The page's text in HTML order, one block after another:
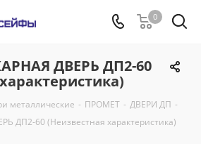
0
ДВЕРЬ ДП2-60
металлические - ПРОМЕТ - ДВЕРИ ДП -
ДП2-60 (Неизвестная характеристика)